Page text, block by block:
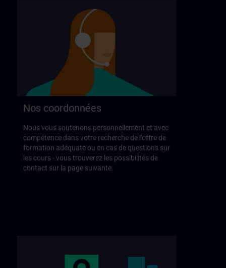
Nos coordonnées
Nous vous soutenons personnellement et avec
compétence dans votre recherche de l'offre de
formation adéquate ou en cas de questions sur
les cours - vous trouverez les possibilités de
contact sur la page suivante.